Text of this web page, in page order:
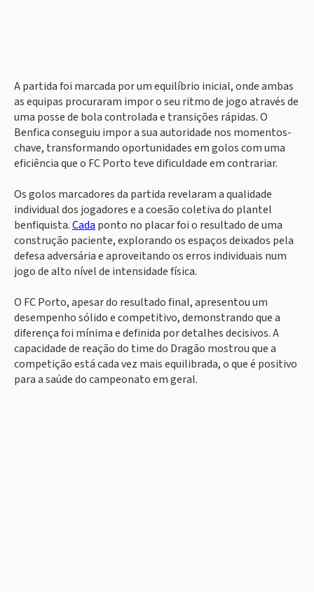
A partida foi marcada por um equilíbrio inicial, onde ambas
as equipas procuraram impor o seu ritmo de jogo através de
uma posse de bola controlada e transições rápidas. O
Benfica conseguiu impor a sua autoridade nos momentos-
chave, transformando oportunidades em golos com uma
eficiência que o FC Porto teve dificuldade em contrariar.
Os golos marcadores da partida revelaram a qualidade
individual dos jogadores e a coesão coletiva do plantel
benfiquista.Cada ponto no placar foi o resultado de uma
construção paciente, explorando os espaços deixados pela
defesa adversária e aproveitando os erros individuais num
jogo de alto nível de intensidade física.
O FC Porto, apesar do resultado final, apresentou um
desempenho sólido e competitivo, demonstrando que a
diferença foi mínima e definida por detalhes decisivos. A
capacidade de reação do time do Dragão mostrou que a
competição está cada vez mais equilibrada, o que é positivo
para a saúde do campeonato em geral.